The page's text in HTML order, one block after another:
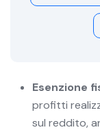
Esenzione
profitti
sul reddito,